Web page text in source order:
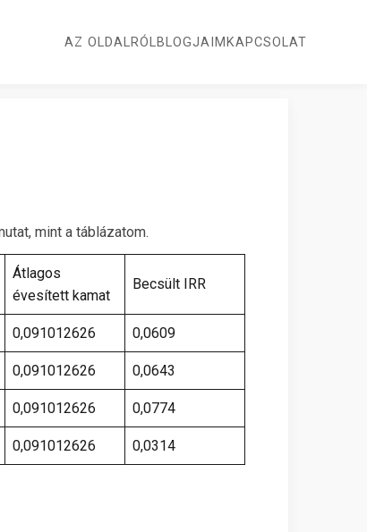
AZ OLDALRÓLBLOGJAIM KAPCSOLAT
mint a táblázatom.
Átlagos
évesített kamat
Becsült IRR
0,091012626 0,0609
0,091012626 0,0643
0,091012626 0,0774
0,091012626 0,0314